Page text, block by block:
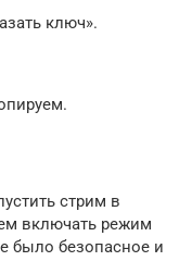
ключ».
стрим в
включать режим
было безопасное и